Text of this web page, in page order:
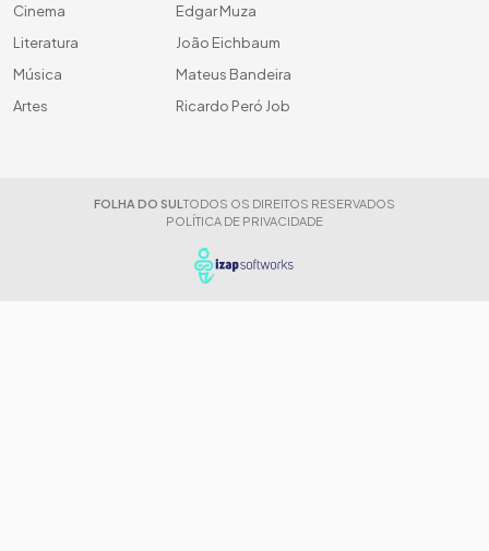
Cinema
Literatura
Música
Artes
Edgar Muza
João Eichbaum
Mateus Bandeira
Ricardo Peró Job
FOLHA DO SUL TODOS OS DIREITOS RESERVADOS
POLÍTICA DE PRIVACIDADE